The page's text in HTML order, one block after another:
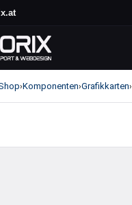
›Komponenten›Grafikkarten›